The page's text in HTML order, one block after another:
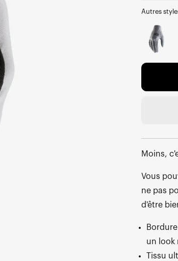
Autres
Moins,
Vous
ne pas
d'être
un look
Tissu